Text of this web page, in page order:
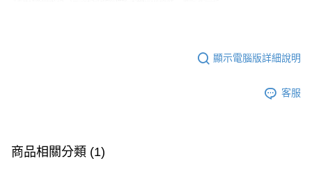
顯示電腦版詳細說明
客服
商品相關分類 (1)